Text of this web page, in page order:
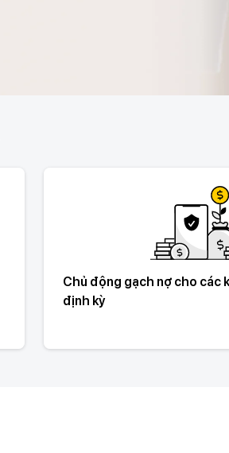
Chủ động gạch nợ cho các
định kỳ